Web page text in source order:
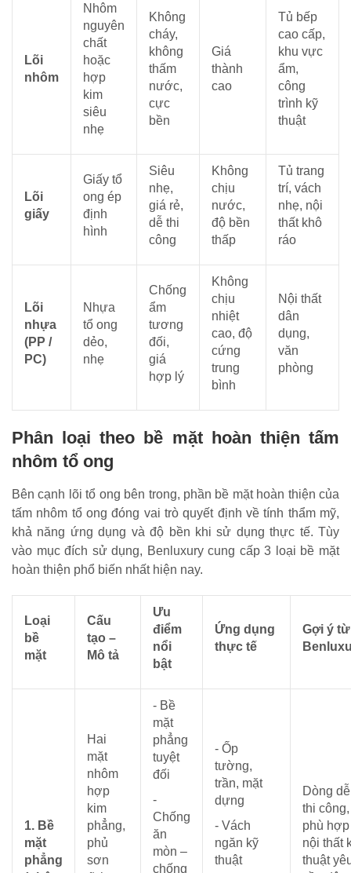
Lõi
nhôm
Nhôm
nguyên
chất
hoặc
hợp
kim
siêu
nhẹ
Không
cháy,
không
thấm
nước,
cực
bền
Giá
thành
cao
Tủ bếp
cao cấp,
khu vực
ẩm,
công
trình kỹ
thuật
Lõi
giấy
Giấy tổ
ong ép
định
hình
Siêu
nhẹ,
giá rẻ,
dễ thi
công
Không
chịu
nước,
độ bền
thấp
Tủ trang
trí, vách
nhẹ, nội
thất khô
ráo
Lõi
nhựa
(PP /
PC)
Nhựa
tổ ong
dẻo,
nhẹ
Chống
ẩm
tương
đối,
giá
hợp lý
Không
chịu
nhiệt
cao, độ
cứng
trung
bình
Nội thất
dân
dụng,
văn
phòng
Phân loại theo bề mặt hoàn thiện tấm
nhôm tổ ong
Bên cạnh lõi tổ ong bên trong, phần bề mặt hoàn thiện của
tấm nhôm tổ ong đóng vai trò quyết định về tính thẩm mỹ,
khả năng ứng dụng và độ bền khi sử dụng thực tế. Tùy
vào mục đích sử dụng, Benluxury cung cấp 3 loại bề mặt
hoàn thiện phổ biến nhất hiện nay.
Loại
bề
mặt
Cấu
tạo –
Mô tả
Ưu
điểm
nổi
bật
Ứng dụng
thực tế
Gợi ý từ
1. Bề
mặt
phẳng
Hai
mặt
nhôm
hợp
kim
phẳng,
phủ
sơn
- Bề
mặt
phẳng
tuyệt
đối
-
Chống
ăn
mòn –
chống
- Ốp
tường,
trần, mặt
dựng
- Vách
ngăn kỹ
thuật
Dòng dễ
thi công,
phù hợp
nội thất
thuật